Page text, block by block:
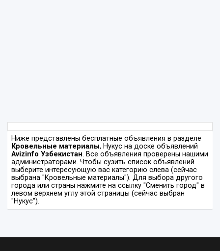
Ниже представлены бесплатные объявления в разделе
Кровельные материалы, Нукус на доске объявлений
Avizinfo Узбекистан. Все объявления проверены нашими
администраторами. Чтобы сузить список объявлений
выберите интересующую вас категорию слева (сейчас
выбрана "Кровельные материалы"). Для выбора другого
города или страны нажмите на ссылку "Сменить город" в
левом верхнем углу этой страницы (сейчас выбран
"Нукус").